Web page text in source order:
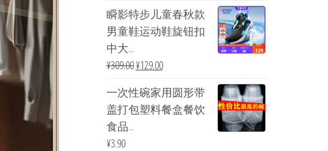
瞬影特步儿童春秋款
男童鞋运动鞋旋钮扣
中大...
¥309.00¥129.00
一次性碗家用圆形带
盖打包塑料餐盒餐饮
食品...
¥3.90